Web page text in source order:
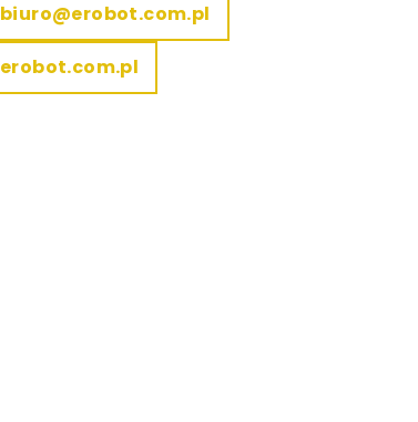
biuro@erobot.com.pl
erobot.com.pl